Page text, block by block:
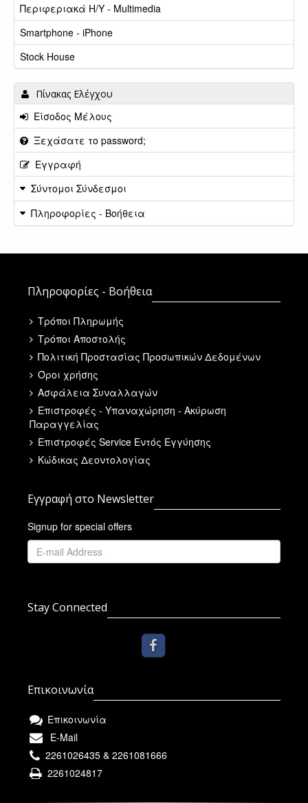
Περιφεριακά Η/Υ - Multimedia
Smartphone - iPhone
Stock House
Πίνακας Ελέγχου
Είσοδος Μέλους
Ξεχάσατε το password;
Εγγραφή
Σύντομοι Σύνδεσμοι
Πληροφορίες - Βοήθεια
Πληροφορίες - Βοήθεια
Τρόποι Πληρωμής
Τρόποι Αποστολής
Πολιτική Προστασίας Προσωπικών Δεδομένων
Όροι χρήσης
Ασφάλεια Συναλλαγών
Επιστροφές - Υπαναχώρηση - Ακύρωση
Παραγγελίας
Επιστροφές Service Εντός Εγγύησης
Κώδικας Δεοντολογίας
Εγγραφή στο Newsletter
Signup for special offers
Stay Connected
Επικοινωνία
Επικοινωνία
E-Mail
2261026435 & 2261081666
2261024817